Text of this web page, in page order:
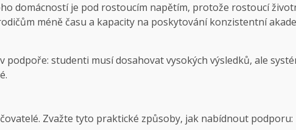
domácností je pod rostoucím napětím, protože rostoucí
méně času a kapacity na poskytování konzistentní
podpoře: studenti musí dosahovat vysokých výsledků, ale
Zvažte tyto praktické způsoby, jak nabídnout podporu: